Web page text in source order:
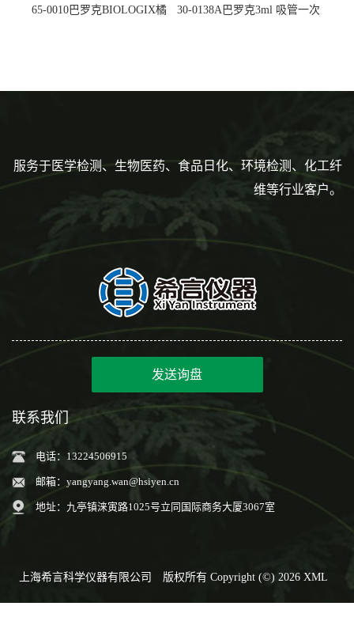
65-0010巴罗克BIOLOGIX橘
30-0138A巴罗克3ml 吸管一次
服务于医学检测、生物医药、食品日化、环境检测、化工纤
维等行业客户。
发送询盘
联系我们
电话：13224506915
邮箱： yangyang.wan@hsiyen.cn
地址：九亭镇涞寅路1025号立同国际商务大厦3067室
上海希言科学仪器有限公司 版权所有 Copyright (©) 2026 XML